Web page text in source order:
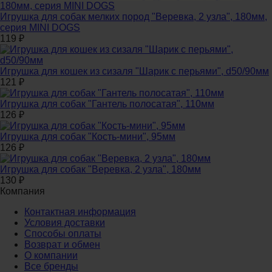
Игрушка для собак мелких пород "Веревка, 2 узла", 180мм,
серия MINI DOGS
119 ₽
Игрушка для кошек из сизаля "Шарик с перьями", d50/90мм
121 ₽
Игрушка для собак "Гантель полосатая", 110мм
126 ₽
Игрушка для собак "Кость-мини", 95мм
126 ₽
Игрушка для собак "Веревка, 2 узла", 180мм
130 ₽
Компания
Контактная информация
Условия доставки
Способы оплаты
Возврат и обмен
О компании
Все бренды